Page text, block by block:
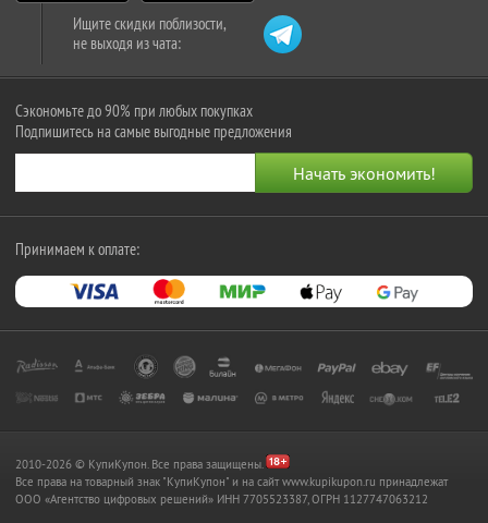
Ищите скидки поблизости,
не выходя из чата:
Сэкономьте до 90% при любых покупках
Подпишитесь на самые выгодные предложения
Принимаем к оплате:
2010-2026 © КупиКупон. Все права защищены.
Все права на товарный знак "КупиКупон" и на сайт www.kupikupon.ru принадлежат
OOO «Агентство цифровых решений» ИНН 7705523387, ОГРН 1127747063212